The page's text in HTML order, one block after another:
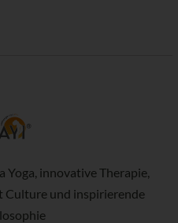
innovative Therapie,
Culture und inspirierende